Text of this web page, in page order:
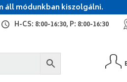
áll módunkban kiszolgálni.
H-CS: 8:00-16:30, P: 8:00-16:30